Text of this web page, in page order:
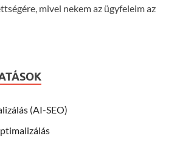
mivel nekem az ügyfeleim az
(AI-SEO)